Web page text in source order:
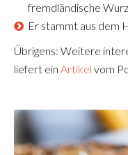
fremdländische
Er stammt aus dem
Übrigens: Weitere
liefert ein Artikel vom